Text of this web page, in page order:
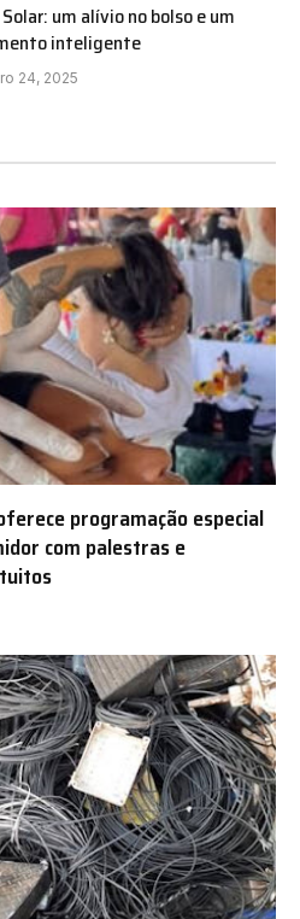
um alívio no bolso e um
inteligente
24, 2025
programação especial
com palestras e